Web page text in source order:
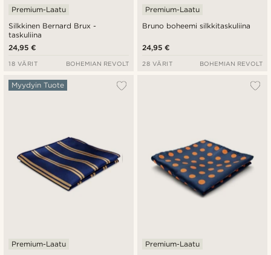
Silkkinen Bernard Brux -
taskuliina
Premium-Laatu
24,95 €
18 VÄRIT BOHEMIAN REVOLT
Bruno boheemi silkkitaskuliina
Premium-Laatu
24,95 €
28 VÄRIT BOHEMIAN REVOLT
Myydyin Tuote
Premium-Laatu Premium-Laatu